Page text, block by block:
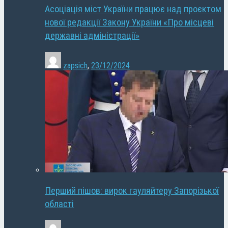
Асоціація міст України працює над проєктом
нової редакції Закону України «Про місцеві
державні адміністрації»
zapsich, 23/12/2024
Перший пішов: вирок гауляйтеру Запорізької
області